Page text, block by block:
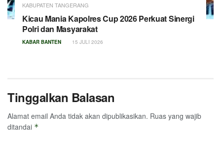
KABUPATEN TANGERANG
Kicau Mania Kapolres Cup 2026 Perkuat Sinergi
Polri dan Masyarakat
KABAR BANTEN 15 JULI 2026
Tinggalkan Balasan
Alamat email Anda tidak akan dipublikasikan. Ruas yang wajib
ditandai *